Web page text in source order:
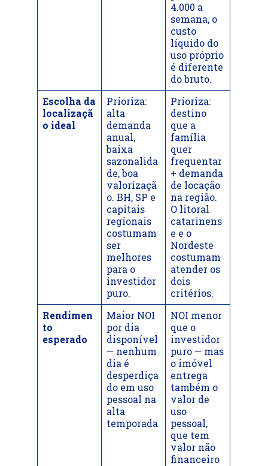
4.000 a
semana, o
custo
líquido do
uso próprio
é diferente
do bruto.
Escolha da
localizaçã
o ideal
Prioriza:
alta
demanda
anual,
baixa
sazonalida
de, boa
valorizaçã
o. BH, SP e
capitais
regionais
costumam
ser
melhores
para o
investidor
puro.
Prioriza:
destino
que a
família
quer
frequentar
+ demanda
de locação
na região.
O litoral
catarinens
e e o
Nordeste
costumam
atender os
dois
critérios.
Rendimen
to
esperado
Maior NOI
por dia
disponível
— nenhum
dia é
desperdiça
do em uso
pessoal na
alta
temporada
NOI menor
que o
investidor
puro — mas
o imóvel
entrega
também o
valor de
uso
pessoal,
que tem
valor não
financeiro